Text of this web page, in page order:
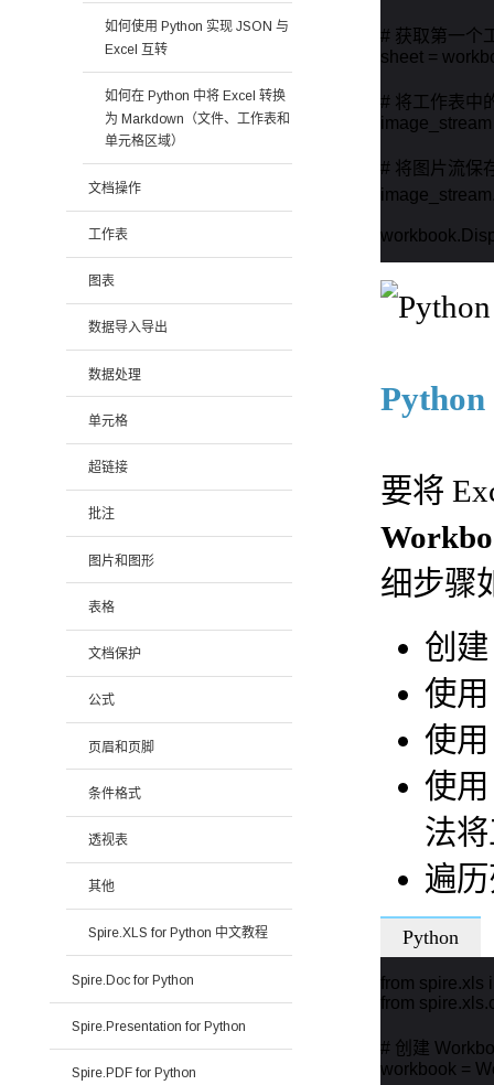
# 获取第一个
sheet =
# 将工作表中
# 将图片流保
要将
细步骤
创
使
使
使
法
遍
Python
from spire.xls
from
# 创建
workbook =
如何使用 Python 实现 JSON 与
Excel 互转
如何在 Python 中将 Excel 转换
为 Markdown（文件、工作表和
单元格区域）
文档操作
工作表
图表
数据导入导出
数据处理
单元格
超链接
批注
图片和图形
表格
文档保护
公式
页眉和页脚
条件格式
透视表
其他
Spire.XLS for Python 中文教程
Spire.Doc for Python
Spire.Presentation for Python
Spire.PDF for Python